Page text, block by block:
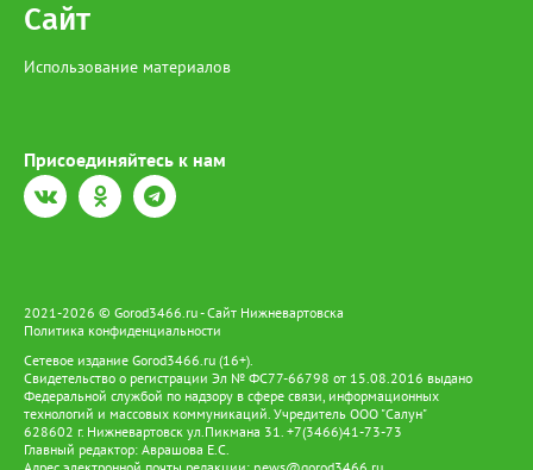
Сайт
Использование материалов
Присоединяйтесь к нам
2021-2026 © Gorod3466.ru - Сайт Нижневартовска
Политика конфиденциальности
Сетевое издание Gorod3466.ru (16+).
Свидетельство о регистрации Эл № ФС77-66798 от 15.08.2016 выдано
Федеральной службой по надзору в сфере связи, информационных
технологий и массовых коммуникаций. Учредитель ООО "Салун"
628602 г. Нижневартовск ул.Пикмана 31. +7(3466)41-73-73
Главный редактор: Аврашова Е.С.